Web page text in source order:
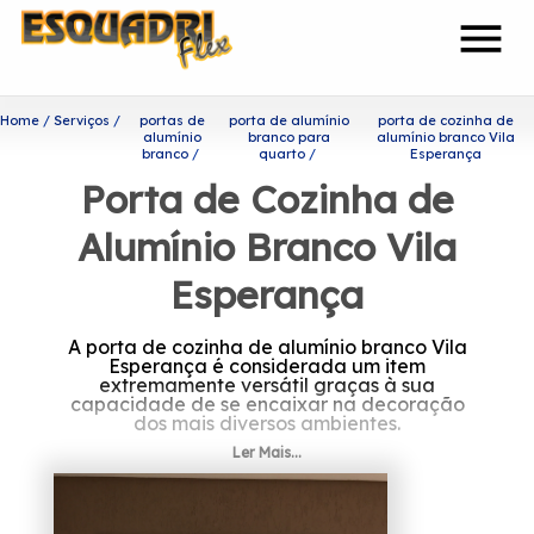
menu
Home Serviços
portas de
alumínio
branco
porta de alumínio
branco para
quarto
porta de cozinha de
alumínio branco Vila
Esperança
Porta de Cozinha de
Alumínio Branco Vila
Esperança
A porta de cozinha de alumínio branco Vila
Esperança é considerada um item
extremamente versátil graças à sua
capacidade de se encaixar na decoração
dos mais diversos ambientes.
Quer saber mais sobre porta
Ler Mais...